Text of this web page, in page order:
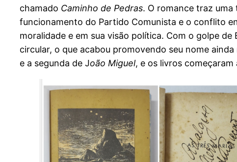
chamado Caminho de Pedras. O romance traz
funcionamento do Partido Comunista e o conflito
moralidade e em sua visão política. Com o golpe
circular, o que acabou promovendo seu nome
e a segunda de João Miguel, e os livros